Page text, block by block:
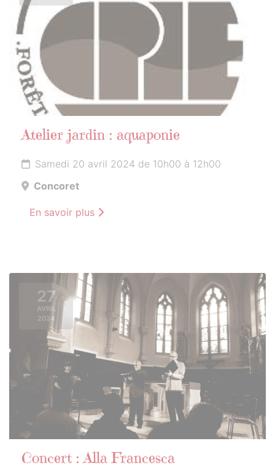
Atelier jardin : aquaponie
Samedi 20 avril 2024 de 10h00 à 12h00
Concoret
En savoir plus
27
AVRIL
2024
Concert : Alla Francesca